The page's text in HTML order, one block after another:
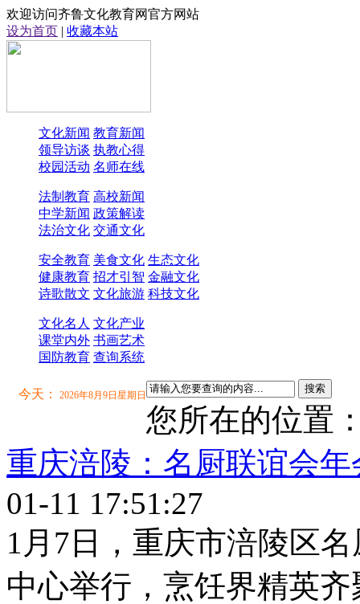
欢迎访问齐鲁文化教育网官方网站
设为首页 | 收藏本站
文化新闻 教育新闻
领导访谈 执教心得
校园活动 名师在线
法制教育 高校新闻
中学新闻 政策解读
法治文化 交通文化
安全教育 美食文化 生态文化
健康教育 招才引智 金融文化
诗歌散文 文化旅游 科技文化
文化名人 文化产业
课堂内外 书画艺术
国防教育 查询系统
今天： 2026年8月9日星期日
搜索
您所在的位置
重庆涪陵：名厨联谊会
01-11 17:51:27
1月7日，重庆市涪陵区
中心举行，烹饪界精英